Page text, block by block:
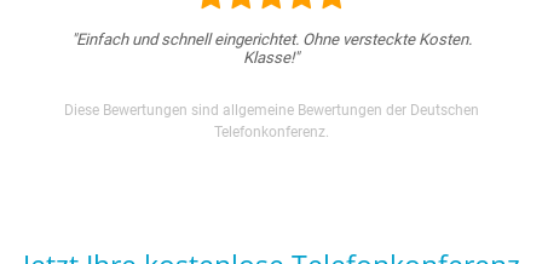
"Einfach und schnell eingerichtet. Ohne versteckte Kosten.
Klasse!"
Diese Bewertungen sind allgemeine Bewertungen der Deutschen
Telefonkonferenz.